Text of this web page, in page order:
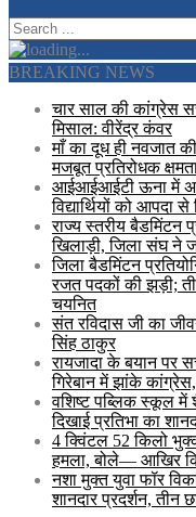
BREAKING NEWS
चार साल की कांग्रेस
मिसाल: वीरेंद्र कंवर
माँ का दूध ही नवजात
मजबूत प्रतिरोधक
आईआईआईटी ऊना में
विद्यार्थियों को आपदा
राज्य स्तरीय बैडमिंटन
खिलाड़ी, जिला संघ ने
जिला बैडमिंटन
रजत पदकों की झड़ी;
चयनित
संत रविदास जी का
सिंह ठाकुर
रायजादा के बयान पर
गिरेबान में झांके
वशिष्ट पब्लिक स्कूल में
दिखाई प्रतिभा का
4 क्विंटल 52 किलो
हमला, बोले— आखिर
नशा मुक्त युवा फॉर
शानदार प्रदर्शन, तीन